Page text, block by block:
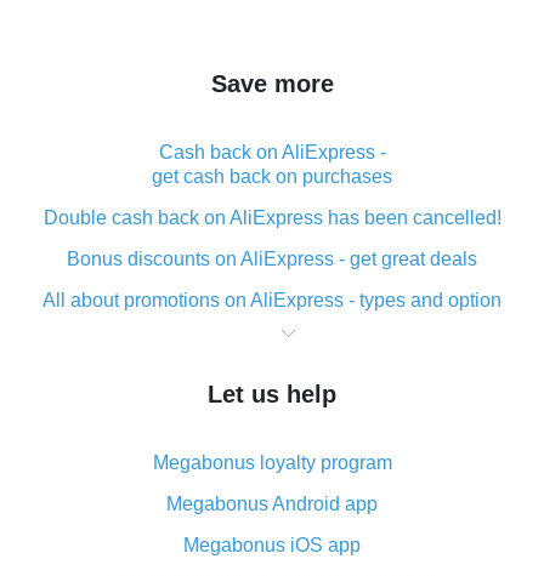
Save more
Cash back on AliExpress -
get cash back on purchases
Double cash back on AliExpress has been cancelled!
Bonus discounts on AliExpress - get great deals
All about promotions on AliExpress - types and option
What is cash back when making purchases on
The best place to download cash back for AliExpress
What is the AliExpress cash back plugin and what are
its advantages
Cash back from the AliExpress mobile app -
advantages of the plugin
Let us help
Megabonus loyalty program
Megabonus Android app
Megabonus iOS app